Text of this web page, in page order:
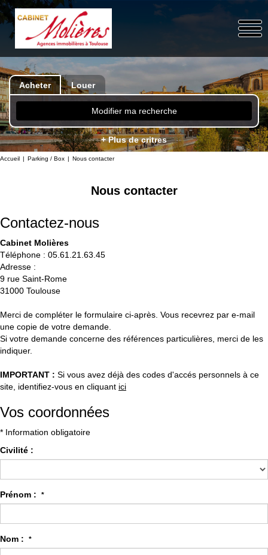
Acheter Louer
Modifier ma recherche
+ Plus de critres
Accueil Parking / Box Nous contacter
Nous contacter
Contactez-nous
Cabinet Molières
Téléphone : 05.61.21.63.45
Adresse :
9 rue Saint-Rome
31000 Toulouse
Merci de compléter le formulaire ci-après. Vous recevrez par e-mail
une copie de votre demande.
Si votre demande concerne des références particulières, merci de les
indiquer.
IMPORTANT : Si vous avez déjà des codes d'accés personnels à ce
site, identifiez-vous en cliquant ici
Vos coordonnées
* Information obligatoire
Civilité :
Prénom : *
Nom : *